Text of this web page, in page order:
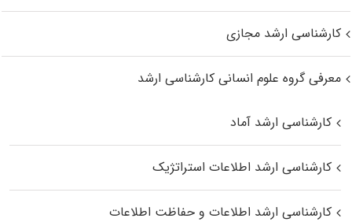
کارشناسی ارشد مجازی
معرفی گروه علوم انسانی کارشناسی ارشد
کارشناسی ارشد آماد
کارشناسی ارشد اطلاعات استراتژیک
کارشناسی ارشد اطلاعات و حفاظت اطلاعات